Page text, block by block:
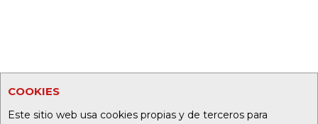
COOKIES
Este sitio web usa cookies propias y de terceros para